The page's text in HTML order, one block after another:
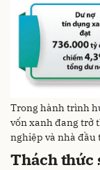
Trong hành trình
vốn xanh đang trở
nghiệp và nhà đầu
Thách thức